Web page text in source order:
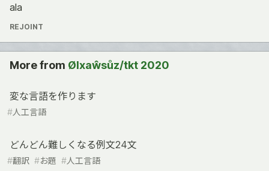
ala
REJOINT
More from Ølxaŵsůz/tkt 2020
変な言語を作ります
#人工言語
どんどん難しくなる例文24文
#翻訳 #お題 #人工言語